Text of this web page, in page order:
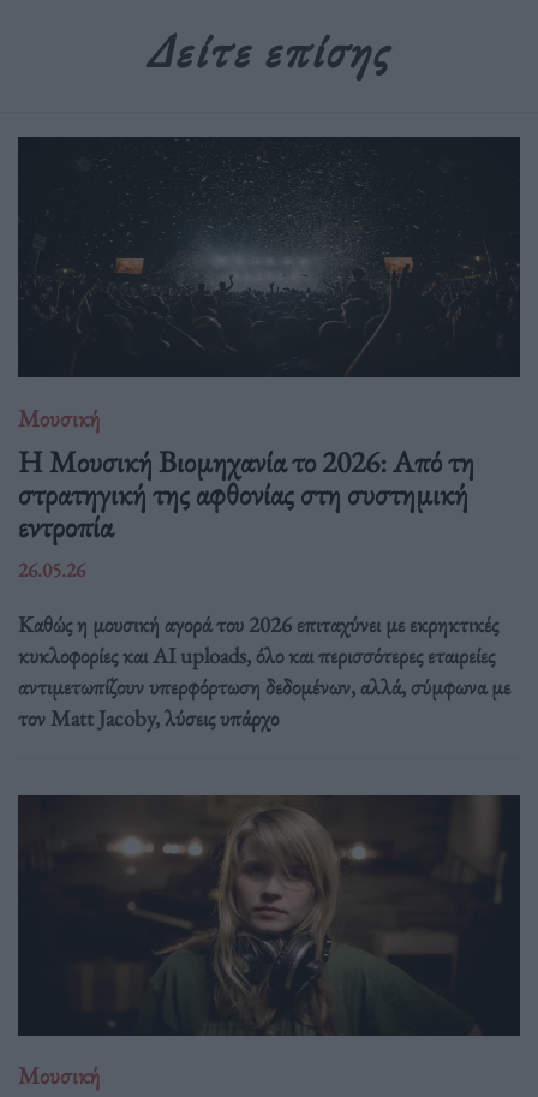
Δείτε επίσης
Μουσική
Η Μουσική Βιομηχανία το 2026: Από τη
στρατηγική της αφθονίας στη συστημική
εντροπία
26.05.26
Καθώς η μουσική αγορά του 2026 επιταχύνει με εκρηκτικές
κυκλοφορίες και AI uploads, όλο και περισσότερες εταιρείες
αντιμετωπίζουν υπερφόρτωση δεδομένων, αλλά, σύμφωνα με
τον Matt Jacoby, λύσεις υπάρχο
Μουσική